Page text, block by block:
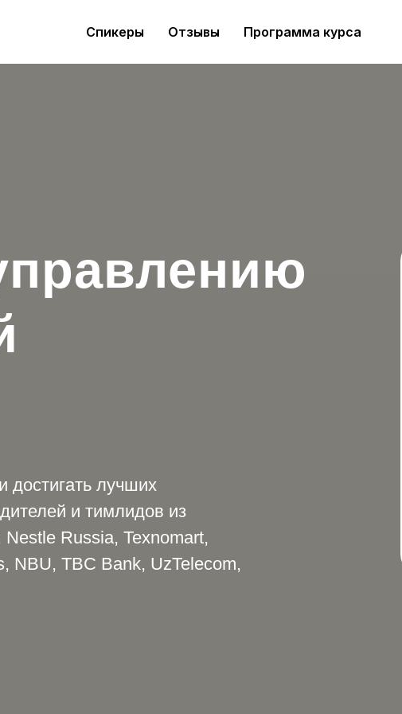
Спикеры Отзывы Программа курса
достигать лучших
и тимлидов из
Russia, Texnomart,
NBU, TBC Bank, UzTelecom,